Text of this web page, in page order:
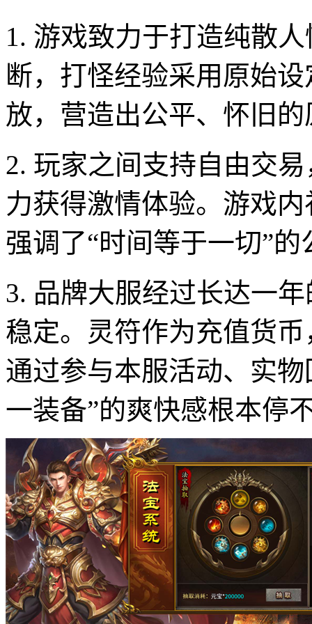
1. 游戏致力于打造纯散
断，打怪经验采用原始
放，营造出公平、怀旧
2. 玩家之间支持自由交
力获得激情体验。游戏
强调了“时间等于一切”
3. 品牌大服经过长达一
稳定。灵符作为充值货
通过参与本服活动、实
一装备”的爽快感根本停